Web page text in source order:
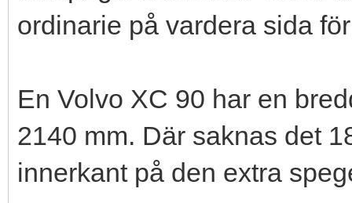
ordinarie på vardera sida
En Volvo XC 90 har en
2140 mm. Där saknas det
innerkant på den extra